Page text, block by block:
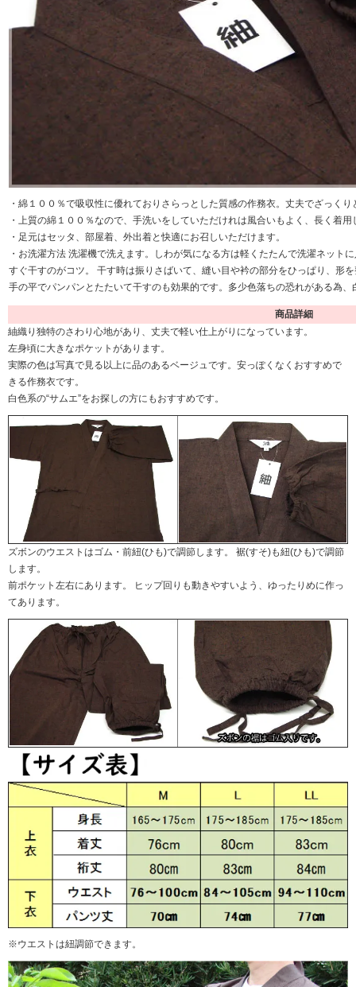
・綿１００％で吸収性に優れておりさらっとした質感の作務衣。丈夫でざっく
・上質の綿１００％なので、手洗いをしていただけれは風合いもよく、長く着
・足元はセッタ、部屋着、外出着と快適にお召しいただけます。
・お洗濯方法 洗濯機で洗えます。しわが気になる方は軽くたたんで洗濯ネット
すぐ干すのがコツ。 干す時は振りさばいて、縫い目や衿の部分をひっぱり、形
手の平でパンパンとたたいて干すのも効果的です。多少色落ちの恐れがある為
商品詳細
紬織り独特のさわり心地があり、丈夫で軽い仕上がりになっています。
左身頃に大きなポケットがあります。
実際の色は写真で見る以上に品のあるベージュです。安っぽくなくおすすめで
きる作務衣です。
白色系の“サムエ”をお探しの方にもおすすめです。
ズボンのウエストはゴム・前紐(ひも)で調節します。 裾(すそ)も紐(ひも)で調節
します。
前ポケット左右にあります。 ヒップ回りも動きやすいよう、ゆったりめに作っ
てあります。
※ウエストは紐調節できます。